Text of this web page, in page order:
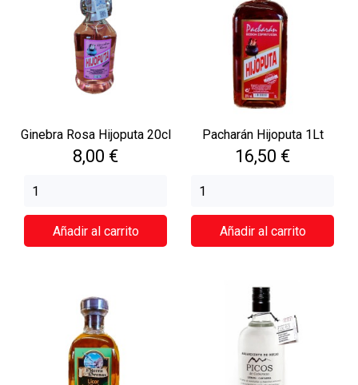
Ginebra Rosa Hijoputa 20cl
Precio
8,00 €
Añadir al carrito
Pacharán Hijoputa 1Lt
Precio
16,50 €
Añadir al carrito